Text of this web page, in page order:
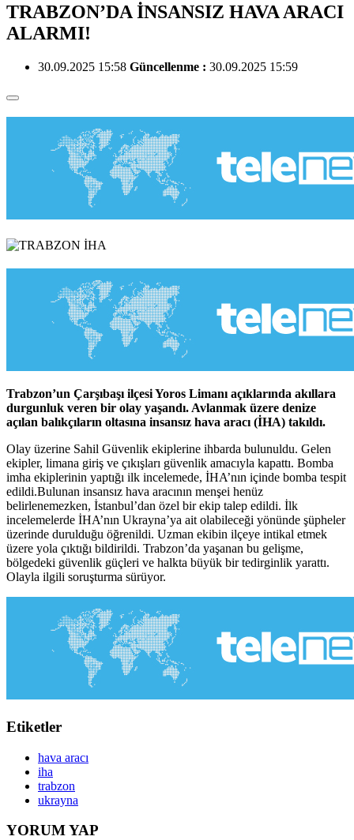
TRABZON’DA İNSANSIZ HAVA ARACI
ALARMI!
30.09.2025 15:58 Güncellenme : 30.09.2025 15:59
Trabzon’un Çarşıbaşı ilçesi Yoros Limanı açıklarında akıllara
durgunluk veren bir olay yaşandı. Avlanmak üzere denize
açılan balıkçıların oltasına insansız hava aracı (İHA) takıldı.
Olay üzerine Sahil Güvenlik ekiplerine ihbarda bulunuldu. Gelen
ekipler, limana giriş ve çıkışları güvenlik amacıyla kapattı. Bomba
imha ekiplerinin yaptığı ilk incelemede, İHA’nın içinde bomba tespit
edildi.Bulunan insansız hava aracının menşei henüz
belirlenemezken, İstanbul’dan özel bir ekip talep edildi. İlk
incelemelerde İHA’nın Ukrayna’ya ait olabileceği yönünde şüpheler
üzerinde durulduğu öğrenildi. Uzman ekibin ilçeye intikal etmek
üzere yola çıktığı bildirildi. Trabzon’da yaşanan bu gelişme,
bölgedeki güvenlik güçleri ve halkta büyük bir tedirginlik yarattı.
Olayla ilgili soruşturma sürüyor.
Etiketler
hava aracı
iha
trabzon
ukrayna
YORUM YAP